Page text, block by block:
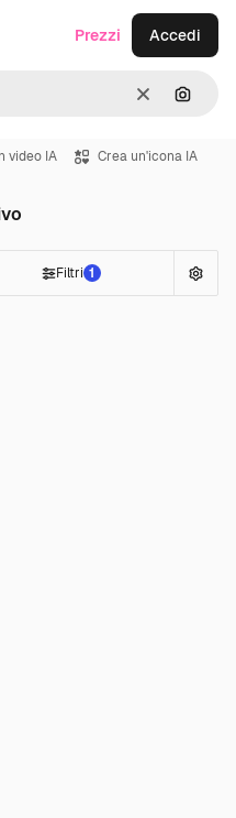
CancellaCerca
Prezzi Accedi
video IA Crea un'icona IA
Filtri 1